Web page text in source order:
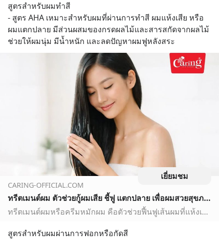
สูตรสำหรับผมทำสี
- สูตร AHA เหมาะสำหรับผมที่ผ่านการทำสี ผมแห้งเสีย หรือ
ผมแตกปลาย มีส่วนผสมของกรดผลไม้และสารสกัดจากผลไม้
ช่วยให้ผมนุ่ม มีน้ำหนัก และลดปัญหาผมฟูหลังสระ
เยี่ยมชม
CARING-OFFICIAL.COM
ทรีตเมนต์ผม ตัวช่วยกู้ผมเสีย ชี้ฟู แตกปลาย เพื่อผมสวยสุขภาพดี
ทรีตเมนต์ผมหรือครีมหมักผม คือตัวช่วยฟื้นฟูเส้นผมที่แห้งเสีย ช่วยซ่อมแซมโครงสร้างผมให้แข็งแรง นุ่มสลวย มีน้ำหนัก ทำให้ทรีทเม้นท์หมักผมเหมาะกับคนที่ต้องการดูแลเส้นผม
สูตรสำหรับผมผ่านการฟอกหรือกัดสี